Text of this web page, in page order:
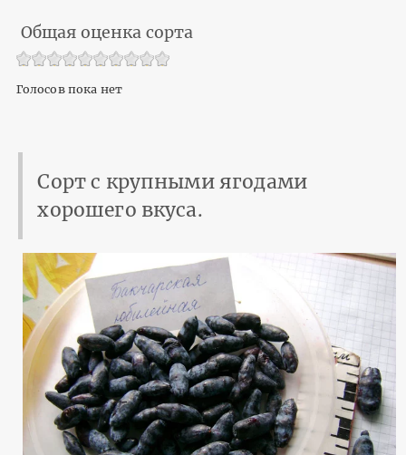
Общая оценка сорта
Голосов пока нет
Сорт с крупными ягодами
хорошего вкуса.